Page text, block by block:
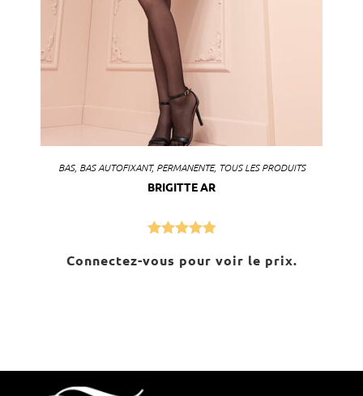
BAS, BAS AUTOFIXANT, PERMANENTE, TOUS LES PRODUITS
BRIGITTE AR
sur 5
Connectez-vous pour voir le prix.